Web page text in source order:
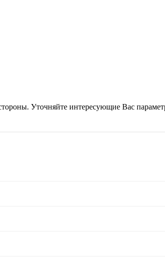
Уточняйте интересующие Вас